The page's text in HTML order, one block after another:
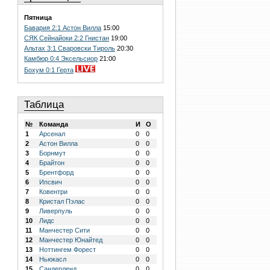
Пятница
Бавария 2:1 Астон Вилла 15:00
СЯК Сейнайоки 2:2 Гнистан 19:00
Альтах 3:1 Сваровски Тироль 20:30
Камбюр 0:4 Эксельсиор 21:00
Бохум 0:1 Герта
Таблица
№ Команда И
О
1
Арсенал 0
0
2
Астон Вилла 0
0
3
Борнмут 0
0
4
Брайтон 0
0
5
Брентфорд 0
0
6
Ипсвич 0
0
7
Ковентри 0
0
8
Кристал Пэлас 0
0
9
Ливерпуль 0
0
10
Лидс 0
0
11
Манчестер Сити 0
0
12
Манчестер Юнайтед 0
0
13
Ноттингем Форест 0
0
14
Ньюкасл 0
0